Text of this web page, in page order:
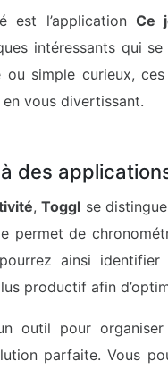
est l’application Ce
intéressants qui
ou simple curieux,
vous divertissant.
des
,Toggl se
permet de
ainsi
productif afin
outil pour
parfaite. Vous